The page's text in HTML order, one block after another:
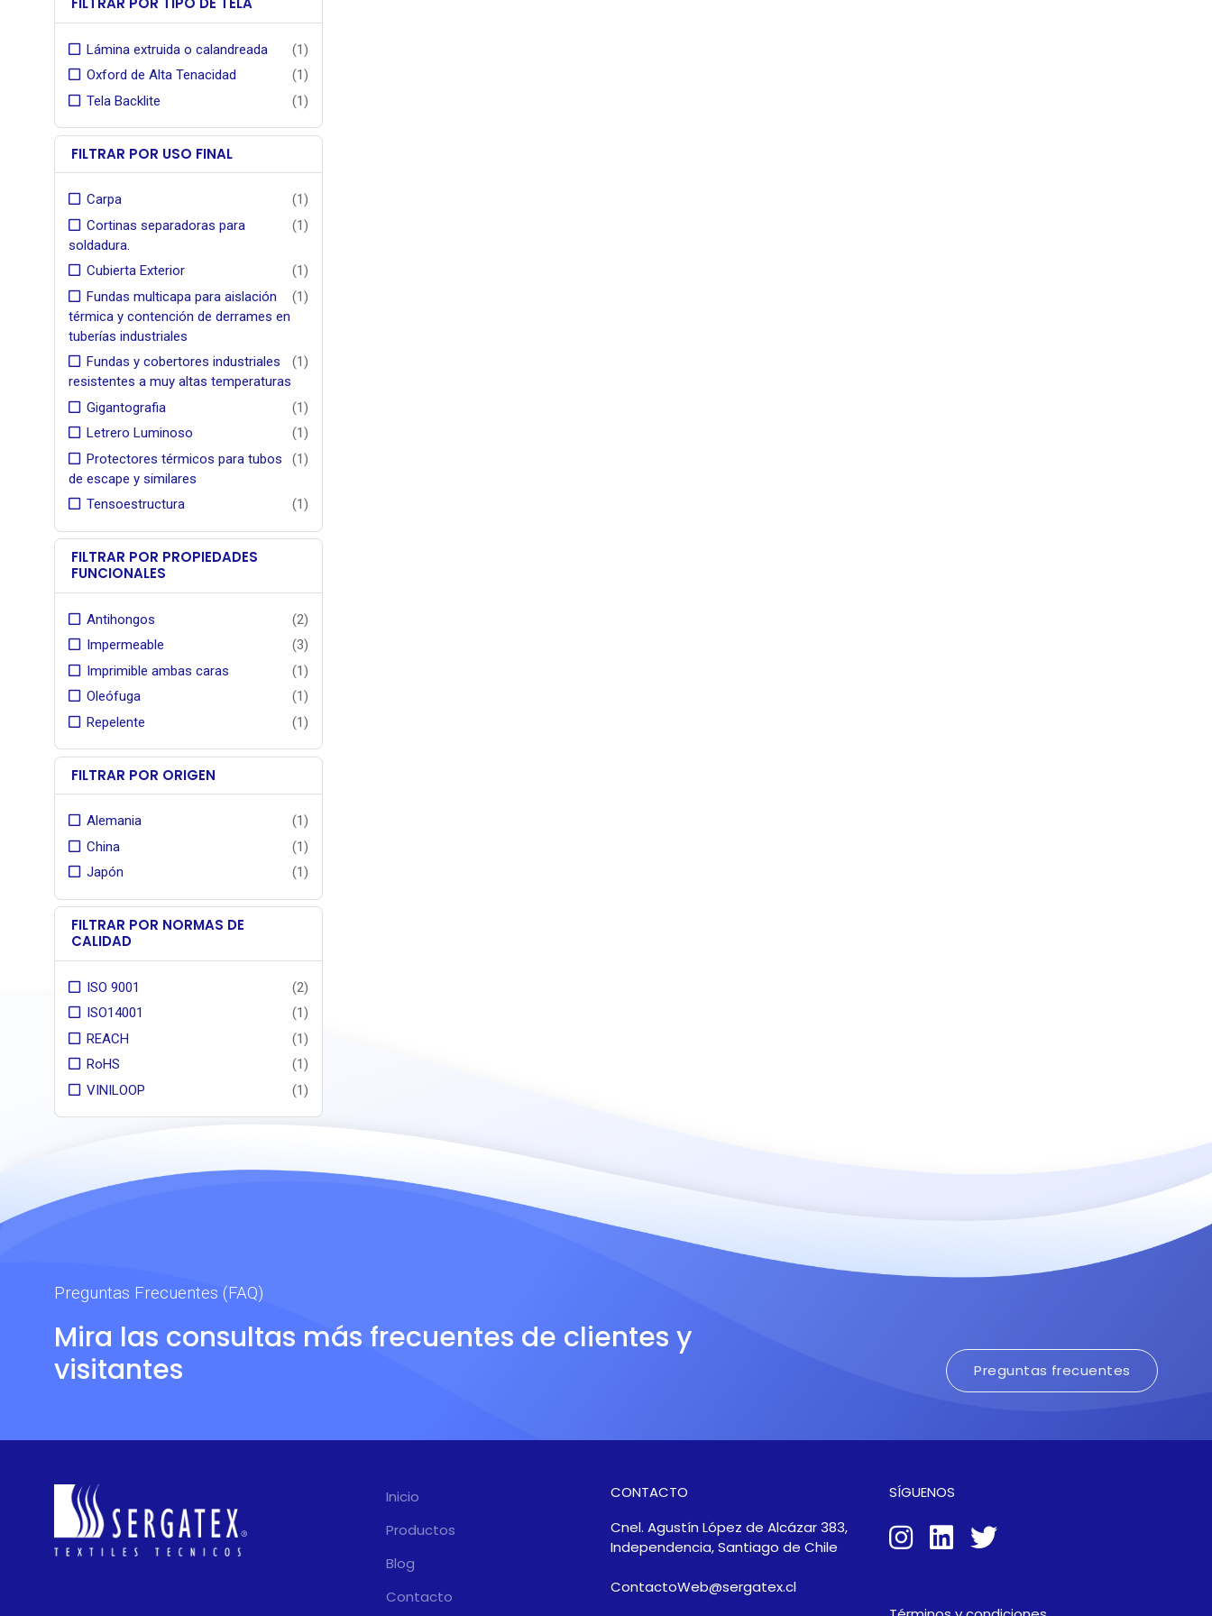
Lámina extruida o calandreada
(1)
Oxford de Alta Tenacidad
(1)
Tela Backlite
(1)
FILTRAR POR USO FINAL
Carpa
(1)
Cortinas separadoras para
soldadura.
(1)
Cubierta Exterior
(1)
Fundas multicapa para aislación
térmica y contención de derrames en
tuberías industriales
(1)
Fundas y cobertores industriales
resistentes a muy altas temperaturas
(1)
Gigantografia
(1)
Letrero Luminoso
(1)
Protectores térmicos para tubos
de escape y similares
(1)
Tensoestructura (1)
FILTRAR POR PROPIEDADES
FUNCIONALES
Antihongos
(2)
Impermeable
(3)
Imprimible ambas caras
(1)
Oleófuga
(1)
Repelente
(1)
FILTRAR POR ORIGEN
Alemania
(1)
China
(1)
Japón
(1)
FILTRAR POR NORMAS DE
CALIDAD
ISO 9001
(2)
ISO14001
(1)
REACH
(1)
RoHS
(1)
VINILOOP
(1)
Preguntas Frecuentes (FAQ)
Mira las consultas más frecuentes de clientes y
visitantes
Preguntas frecuentes
Inicio
Productos
Blog
Contacto
CONTACTO
Cnel. Agustín López de Alcázar 383,
Independencia, Santiago de Chile
ContactoWeb@sergatex.cl
SÍGUENOS